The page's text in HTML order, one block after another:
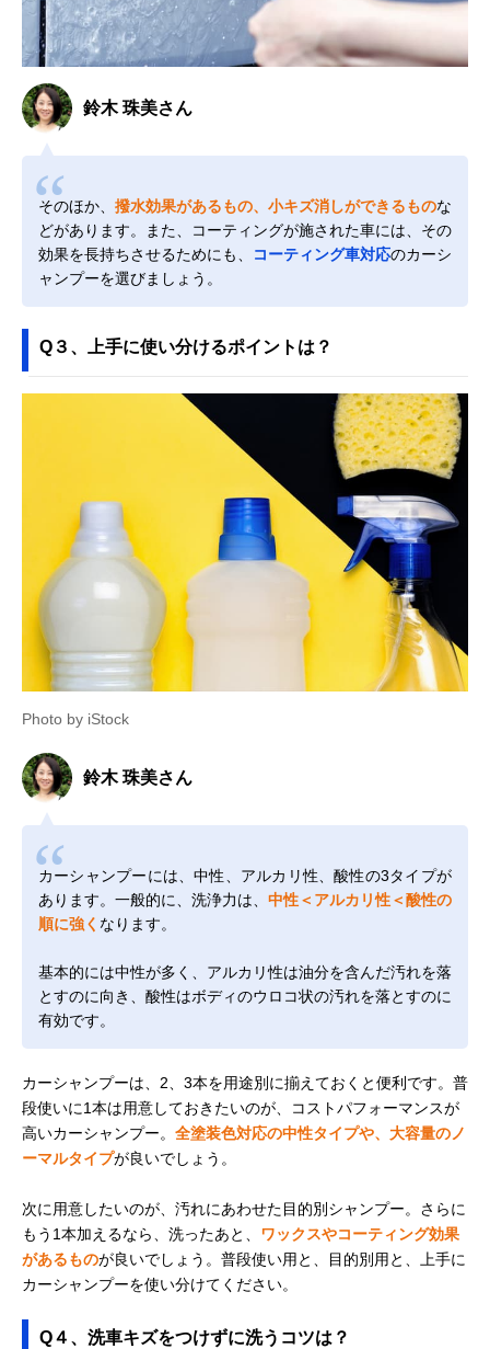
鈴木 珠美さん
そのほか、 撥水効果があるもの、小キズ消しができるものな
どがあります。また、コーティングが施された車には、その
効果を長持ちさせるためにも、
コーティング車対応のカーシ
ャンプーを選びましょう。
Q３、上手に使い分けるポイントは？
Photo by iStock
鈴木 珠美さん
カーシャンプーには、中性、アルカリ性、酸性の3タイプが
あります。一般的に、洗浄力は、 中性＜アルカリ性＜酸性の
順に強く なります。
基本的には中性が多く、アルカリ性は油分を含んだ汚れを落
とすのに向き、酸性はボディのウロコ状の汚れを落とすのに
有効です。
カーシャンプーは、2、3本を用途別に揃えておくと便利です。普
段使いに1本は用意しておきたいのが、コストパフォーマンスが
高いカーシャンプー。 全塗装色対応の中性タイプや、大容量のノ
ーマルタイプが良いでしょう。
次に用意したいのが、汚れにあわせた目的別シャンプー。さらに
もう1本加えるなら、洗ったあと、 ワックスやコーティング効果
があるものが良いでしょう。普段使い用と、目的別用と、上手に
カーシャンプーを使い分けてください。
Q４、洗車キズをつけずに洗うコツは？